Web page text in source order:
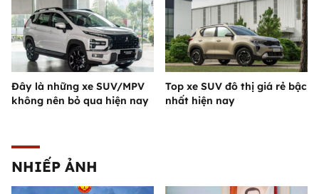
Đây là những xe SUV/MPV
không nên bỏ qua hiện nay
Top xe SUV đô thị giá rẻ bậc
nhất hiện nay
NHIẾP ẢNH